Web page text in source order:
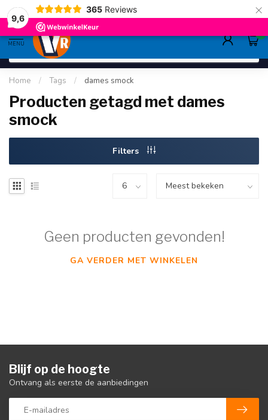
9,6
365 Reviews ×
gratis verzending>80,-
MENU
0
Home / Tags / dames smock
Producten getagd met dames
smock
Filters
Geen producten gevonden!
GA VERDER MET WINKELEN
Blijf op de hoogte
Ontvang als eerste de aanbiedingen